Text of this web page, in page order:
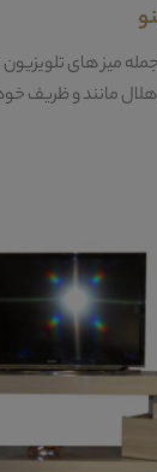
میز های
هلال مانند و ظریف